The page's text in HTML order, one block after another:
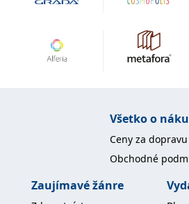
Všetko o
Ceny za dopravu
Obchodné
Zaujímavé žánre